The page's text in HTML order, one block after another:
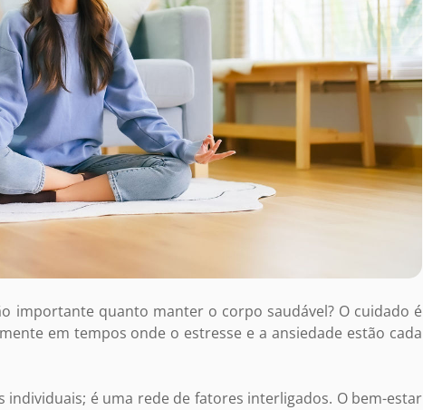
importante quanto manter o corpo saudável? O cuidado é
em tempos onde o estresse e a ansiedade estão cada
é uma rede de fatores interligados. O bem-estar